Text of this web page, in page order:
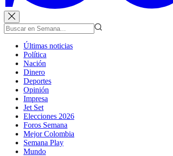
Últimas noticias
Política
Nación
Dinero
Deportes
Opinión
Impresa
Jet Set
Elecciones 2026
Foros Semana
Mejor Colombia
Semana Play
Mundo